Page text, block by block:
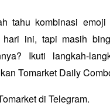
tahu kombinasi
ini, tapi masih
Ikuti langkah-
Tomarket Daily
di Telegram.